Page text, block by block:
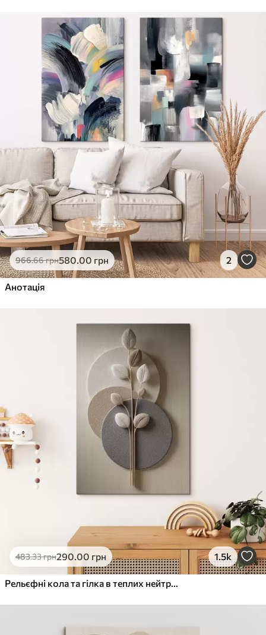
290.00грн
Яскраві, насичені кольори
Стійкість до вицвітання
Безпечне чорнило без запаху
Поверхня з текстурою полотна
Екологічний матеріал
Преміум
363.00грн
Яскраві, насичені кольори
Стійкість до вицвітання
✓Безпечне чорнило без запаху
✓Поверхня з текстурою полотна
✗Екологічний матеріал
Еко-Преміум
.00 грн
✓Яскраві, насичені кольори
Поверхня з текстурою полотна
966.66грн580.00 грн 2
Анотація
483.33грн290.00 грн 1.5k
Рельєфні кола та гілка в теплих нейтральних тонах